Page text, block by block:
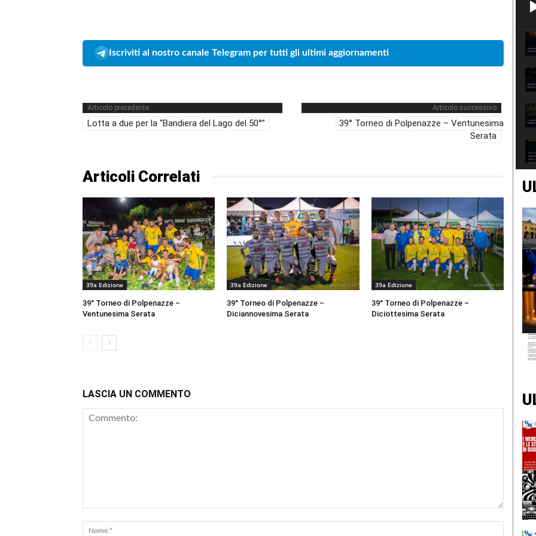
Iscriviti al nostro canale Telegram per tutti gli ultimi aggiornamenti
Articolo precedente
Lotta a due per la “Bandiera del Lago del 50°”
Articolo successivo
39° Torneo di Polpenazze – Ventunesima
Serata
Articoli Correlati
39a Edizione
39° Torneo di Polpenazze –
Ventunesima Serata
39a Edizione
39° Torneo di Polpenazze –
Diciannovesima Serata
39a Edizione
39° Torneo di Polpenazze –
Diciottesima Serata
LASCIA UN COMMENTO